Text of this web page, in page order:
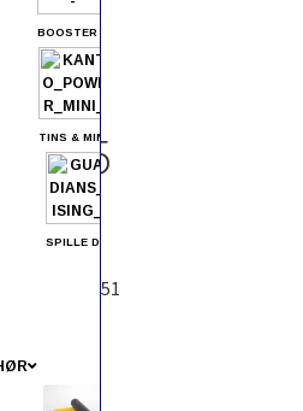
BOOSTER BOXES
TINS & MINI TINS
SPILLE DECKS
/ 165
& Violet : 151